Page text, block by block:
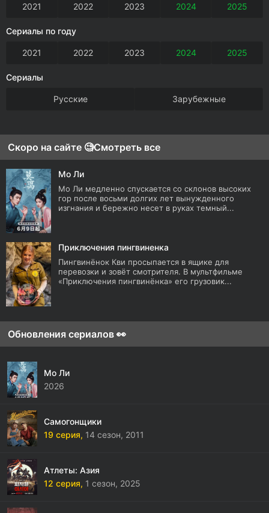
2021 2022 2023 2024 2025
Сериалы по году
2021 2022 2023 2024 2025
Сериалы
Русские Зарубежные
Скоро на сайте 🧐Смотреть все
Мо Ли
Мо Ли медленно спускается со склонов высоких
гор после восьми долгих лет вынужденного
изгнания и бережно несет в руках темный...
Приключения пингвиненка
Пингвинёнок Кви просыпается в ящике для
перевозки и зовёт смотрителя. В мультфильме
«Приключения пингвинёнка» его грузовик...
Обновления сериалов 👀
Мо Ли
2026
Самогонщики
19 серия, 14 сезон, 2011
Атлеты: Азия
12 серия, 1 сезон, 2025